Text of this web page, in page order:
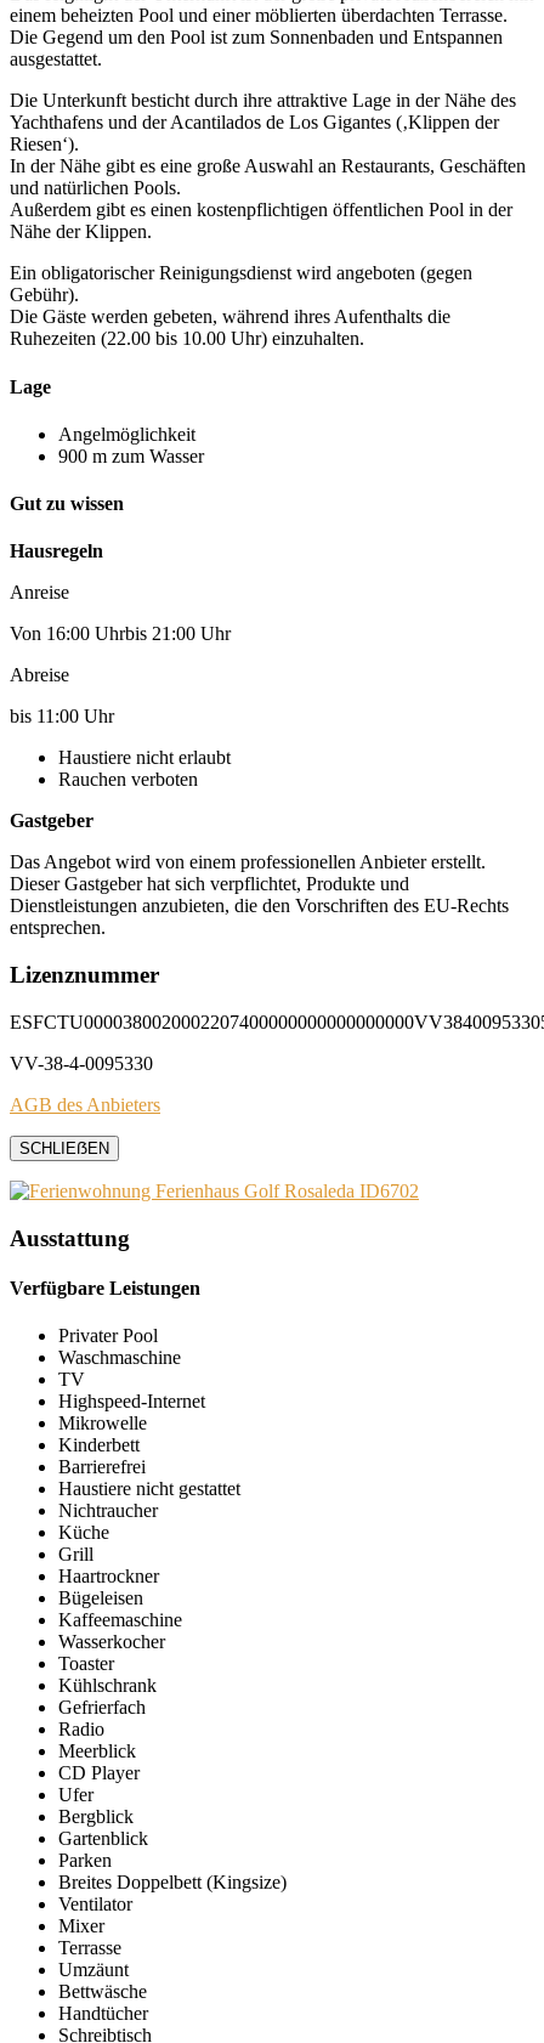
einem beheizten Pool und einer möblierten überdachten Terrasse.
Die Gegend um den Pool ist zum Sonnenbaden und Entspannen
ausgestattet.
Die Unterkunft besticht durch ihre attraktive Lage in der Nähe des
Yachthafens und der Acantilados de Los Gigantes (‚Klippen der
Riesen‘).
In der Nähe gibt es eine große Auswahl an Restaurants, Geschäften
und natürlichen Pools.
Außerdem gibt es einen kostenpflichtigen öffentlichen Pool in der
Nähe der Klippen.
Ein obligatorischer Reinigungsdienst wird angeboten (gegen
Gebühr).
Die Gäste werden gebeten, während ihres Aufenthalts die
Ruhezeiten (22.00 bis 10.00 Uhr) einzuhalten.
Lage
Angelmöglichkeit
900 m zum Wasser
Gut zu wissen
Hausregeln
Anreise
Von 16:00 Uhrbis 21:00 Uhr
Abreise
bis 11:00 Uhr
Haustiere nicht erlaubt
Rauchen verboten
Gastgeber
Das Angebot wird von einem professionellen Anbieter erstellt.
Dieser Gastgeber hat sich verpflichtet, Produkte und
Dienstleistungen anzubieten, die den Vorschriften des EU-Rechts
entsprechen.
Lizenznummer
VV-38-4-0095330
AGB des Anbieters
SCHLIEẞEN
Ausstattung
Verfügbare Leistungen
Privater Pool
Waschmaschine
TV
Highspeed-Internet
Mikrowelle
Kinderbett
Barrierefrei
Haustiere nicht gestattet
Nichtraucher
Küche
Grill
Haartrockner
Bügeleisen
Kaffeemaschine
Wasserkocher
Toaster
Kühlschrank
Gefrierfach
Radio
Meerblick
CD Player
Ufer
Bergblick
Gartenblick
Parken
Breites Doppelbett (Kingsize)
Ventilator
Mixer
Terrasse
Umzäunt
Bettwäsche
Handtücher
Schreibtisch